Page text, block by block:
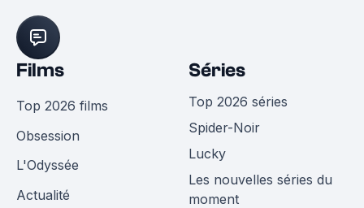
Films
Top 2026 films
Obsession
L'Odyssée
Actualité
Séries
Top 2026 séries
Spider-Noir
Lucky
Les nouvelles séries du
moment